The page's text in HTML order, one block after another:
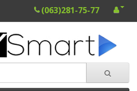
(063)281-75-77